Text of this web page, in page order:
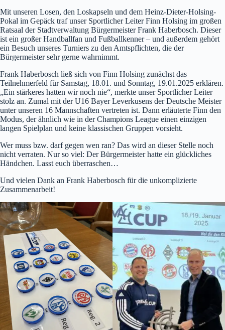
Mit unseren Losen, den Loskapseln und dem Heinz-Dieter-Holsing-
Pokal im Gepäck traf unser Sportlicher Leiter Finn Holsing im großen
Ratsaal der Stadtverwaltung Bürgermeister Frank Haberbosch. Dieser
ist ein großer Handballfan und Fußballkenner – und außerdem gehört
ein Besuch unseres Turniers zu den Amtspflichten, die der
Bürgermeister sehr gerne wahrnimmt.
Frank Haberbosch ließ sich von Finn Holsing zunächst das
Teilnehmerfeld für Samstag, 18.01. und Sonntag, 19.01.2025 erklären.
„Ein stärkeres hatten wir noch nie“, merkte unser Sportlicher Leiter
stolz an. Zumal mit der U16 Bayer Leverkusens der Deutsche Meister
unter unseren 16 Mannschaften vertreten ist. Dann erläuterte Finn den
Modus, der ähnlich wie in der Champions League einen einzigen
langen Spielplan und keine klassischen Gruppen vorsieht.
Wer muss bzw. darf gegen wen ran? Das wird an dieser Stelle noch
nicht verraten. Nur so viel: Der Bürgermeister hatte ein glückliches
Händchen. Lasst euch überraschen…
Und vielen Dank an Frank Haberbosch für die unkomplizierte
Zusammenarbeit!